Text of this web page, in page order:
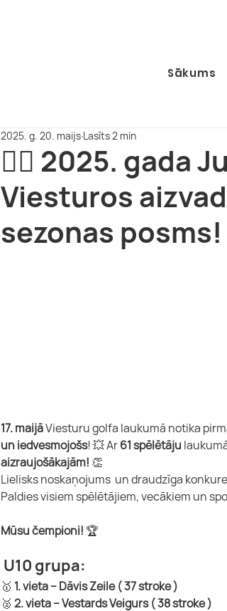
Sākums
🏌️‍♂️ 2025. gada
Viesturos
sezonas posms!
2025. g. 20. maijs Lasīts 2 min
17. maijā Viesturu golfa laukumā notika
un iedvesmojošs! 💥 Ar 61 spēlētāju
aizraujošākajām! 👏
Lielisks noskaņojums  un draudzīga
Paldies visiem spēlētājiem, vecākiem un
Mūsu čempioni! 🏆
U10 grupa:
🥇 1. vieta – Dāvis Zeile ( 37 stroke )
🥈 2. vieta – Vestards Veigurs ( 38 stroke )